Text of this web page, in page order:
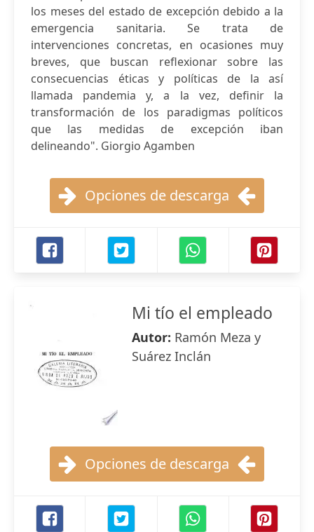
los meses del estado de excepción debido a la
emergencia sanitaria. Se trata de
intervenciones concretas, en ocasiones muy
breves, que buscan reflexionar sobre las
consecuencias éticas y políticas de la así
llamada pandemia y, a la vez, definir la
transformación de los paradigmas políticos
que las medidas de excepción iban
delineando". Giorgio Agamben
Opciones de descarga
Mi tío el empleado
Autor: Ramón Meza y
Suárez Inclán
Opciones de descarga